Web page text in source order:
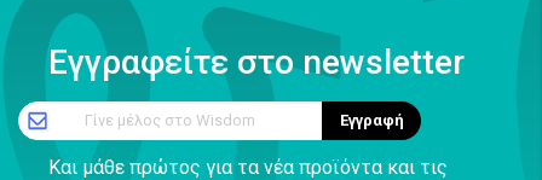
Εγγραφείτε στο newsletter
Γίνε μέλος στο Wisdom Εγγραφή
Και μάθε πρώτος για τα νέα προϊόντα και τις